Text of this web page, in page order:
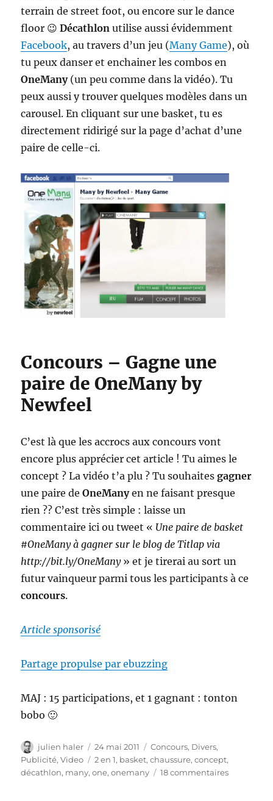
terrain de street foot, ou encore sur le dance
floor 😉Décathlonutilise aussi évidemment
Facebook, au travers d’un jeu (Many Game), où
tu peux danser et enchainer les combos en
OneMany (un peu comme dans la vidéo). Tu
peux aussi y trouver quelques modèles dans un
carousel. En cliquant sur une basket, tu es
directement ridirigé sur la page d’achat d’une
paire de celle-ci.
Concours – Gagne une
paire de OneMany by
Newfeel
C’est là que les accrocs aux concours vont
encore plus apprécier cet article ! Tu aimes le
concept ? La vidéo t’a plu ? Tu souhaitesgagner
une paire deOneManyen ne faisant presque
rien ?? C’est très simple : laisse un
commentaire ici ou tweet « Une paire de basket
#OneMany à gagner sur le blog de Titlap via
http://bit.ly/OneMany» et je tirerai au sort un
futur vainqueur parmi tous les participants à ce
concours.
Article sponsorisé
Partage propulse par ebuzzing
MAJ : 15 participations, et 1 gagnant : tonton
bobo 🙂
Auteur
julien haler
Publié
le
24 mai 2011 Catégories
Concours, Divers,
Publicité,Video Étiquettes
2 en 1, basket,chaussure,concept,
décathlon, many,one,onemany 18 commentairessur